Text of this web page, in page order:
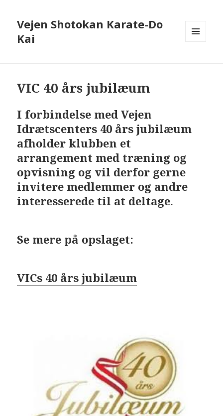
Vejen Shotokan Karate-Do
Kai
VIC 40 års jubilæum
I forbindelse med Vejen
Idrætscenters 40 års jubilæum
afholder klubben et
arrangement med træning og
opvisning og vil derfor gerne
invitere medlemmer og andre
interesserede til at deltage.
Se mere på opslaget:
VICs 40 års jubilæum